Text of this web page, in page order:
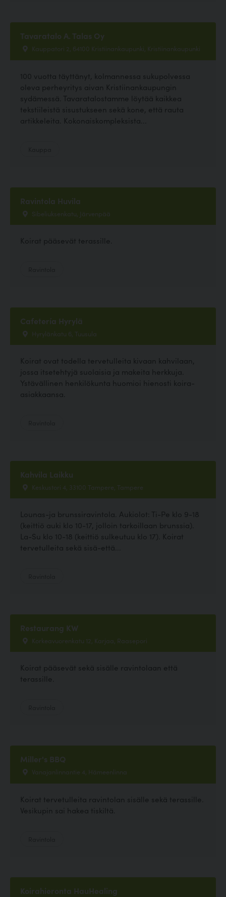
Tavaratalo A. Talas Oy
Kauppatori 2, 64100 Kristiinankaupunki, Kristiinankaupunki
100 vuotta täyttänyt, kolmannessa sukupolvessa
oleva perheyritys aivan Kristiinankaupungin
sydämessä. Tavaratalostamme löytää kaikkea
tekstiileistä sisustukseen sekä kone, että rauta
artikkeleita. Kokonaiskompleksista...
Ravintola Huvila
Sibeliuksenkatu, Järvenpää
Koirat pääsevät terassille.
Cafetería Hyrylä
Hyrylänkatu 6, Tuusula
Koirat ovat todella tervetulleita kivaan kahvilaan,
jossa itsetehtyjä suolaisia ja makeita herkkuja.
Ystävällinen henkilökunta huomioi hienosti koira-
asiakkaansa.
Kahvila Laikku
Keskustori 4, 33100 Tampere, Tampere
Lounas-ja brunssiravintola. Aukiolot: Ti-Pe klo 9-18
(keittiö auki klo 10-17, jolloin tarkoillaan brunssia).
La-Su klo 10-18 (keittiö sulkeutuu klo 17). Koirat
tervetulleita sekä sisä-että...
Restaurang KW
Korkeavuorenkatu 12, Karjaa, Raasepori
Koirat pääsevät sekä sisälle ravintolaan että
terassille.
Miller's BBQ
Vanajanlinnantie 4, Hämeenlinna
Koirat tervetulleita ravintolan sisälle sekä terassille.
Vesikupin sai hakea tiskiltä.
Koirahieronta HauHealing